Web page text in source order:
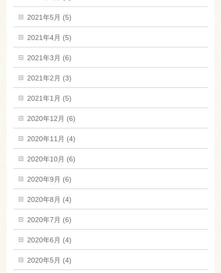
2021年5月 (5)
2021年4月 (5)
2021年3月 (6)
2021年2月 (3)
2021年1月 (5)
2020年12月 (6)
2020年11月 (4)
2020年10月 (6)
2020年9月 (6)
2020年8月 (4)
2020年7月 (6)
2020年6月 (4)
2020年5月 (4)